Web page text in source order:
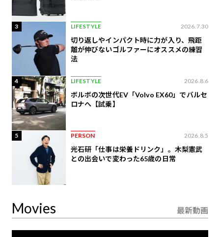
3 LIFESTYLE 2026.7.30
切り返しやインパクト時に力が入り、飛距
離が伸びないゴルファーにオススメの練習
法
4 LIFESTYLE 2026.8.6
ボルボの次世代EV「Volvo EX60」でバルセ
ロナへ【試乗】
5 PERSON 2026.8.5
光石研「仕事は栄養ドリンク」。木梨憲武
との出会いで変わった65歳の日常
Movies 最新動画